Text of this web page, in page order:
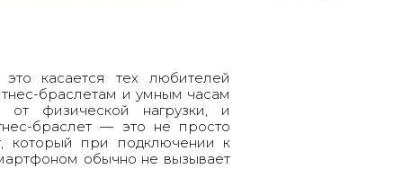
касается тех любителей
браслетам и умным часам
от физической нагрузки, и
браслет — это не просто
который при подключении к
обычно не вызывает